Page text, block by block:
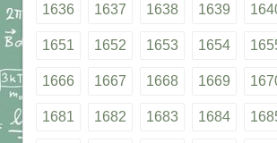
1636 1637 1638 1639
1651 1652 1653 1654
1666 1667 1668 1669
1681 1682 1683 1684